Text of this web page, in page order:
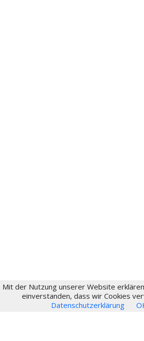
© 2024
Mit der Nutzung unserer Website
einverstanden, dass wir Cookies
Datenschutzerklärung